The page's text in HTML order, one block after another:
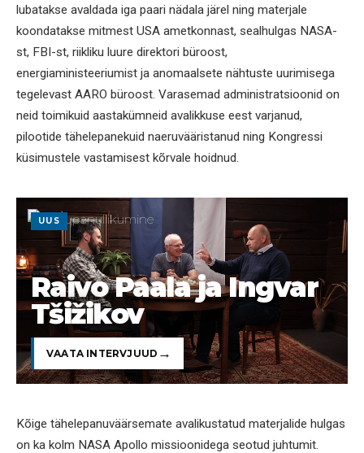
lubatakse avaldada iga paari nädala järel ning materjale
koondatakse mitmest USA ametkonnast, sealhulgas NASA-
st, FBI-st, riikliku luure direktori büroost,
energiaministeeriumist ja anomaalsete nähtuste uurimisega
tegelevast AARO büroost. Varasemad administratsioonid on
neid toimikuid aastakümneid avalikkuse eest varjanud,
pilootide tähelepanekuid naeruvääristanud ning Kongressi
küsimustele vastamisest kõrvale hoidnud.
UUS
Raivo Paala ja Ingvar
Tšižikov
VAATA INTERVJUUD
Kõige tähelepanuväärsemate avalikustatud materjalide hulgas
on ka kolm NASA Apollo missioonidega seotud juhtumit.